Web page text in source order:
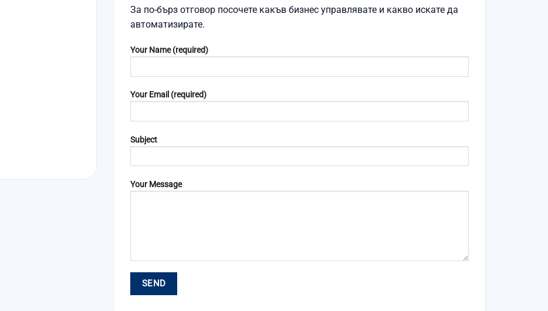
За по-бърз отговор посочете какъв бизнес управлявате и какво искате да
автоматизирате.
Your Name (required)
Your Email (required)
Subject
Your Message